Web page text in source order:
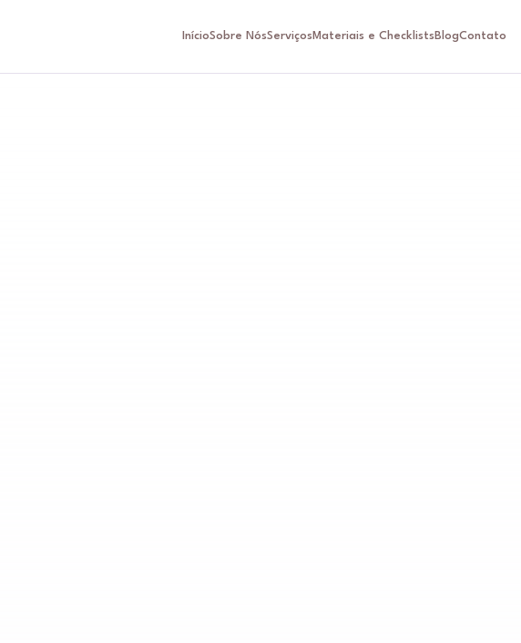
InícioSobre NósServiços Materiais e Checklists BlogContato